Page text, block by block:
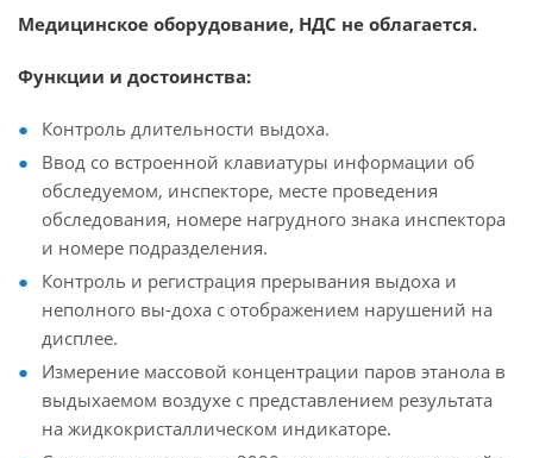
Медицинское оборудование, НДС не облагается.
Функции и достоинства:
Контроль длительности выдоха.
Ввод со встроенной клавиатуры информации об
обследуемом, инспекторе, месте проведения
обследования, номере нагрудного знака инспектора
и номере подразделения.
Контроль и регистрация прерывания выдоха и
неполного вы-доха с отображением нарушений на
дисплее.
Измерение массовой концентрации паров этанола в
выдыхаемом воздухе с представлением результата
на жидкокристаллическом индикаторе.